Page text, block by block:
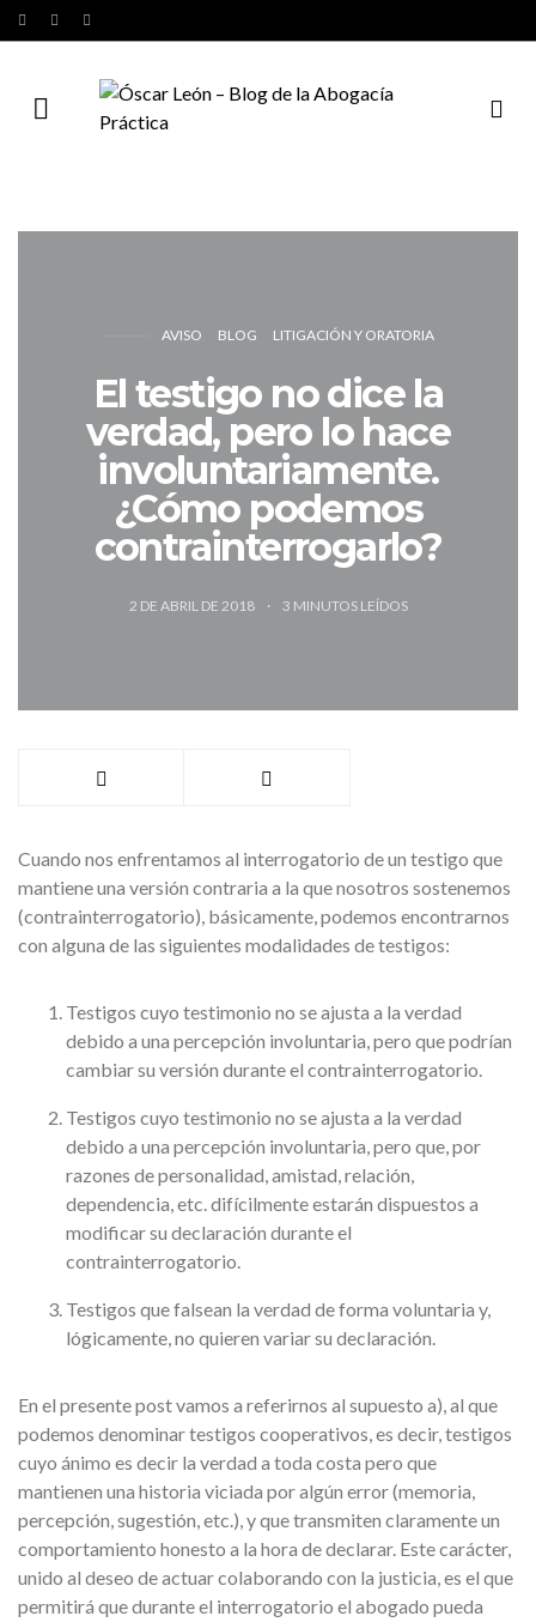
AVISO BLOG LITIGACIÓN Y ORATORIA
El testigo no dice la
verdad, pero lo hace
involuntariamente.
¿Cómo podemos
contrainterrogarlo?
2 DE ABRIL DE 2018 3 MINUTOS LEÍDOS
Cuando nos enfrentamos al interrogatorio de un testigo que
mantiene una versión contraria a la que nosotros sostenemos
(contrainterrogatorio), básicamente, podemos encontrarnos
con alguna de las siguientes modalidades de testigos:
Testigos cuyo testimonio no se ajusta a la verdad
debido a una percepción involuntaria, pero que podrían
cambiar su versión durante el contrainterrogatorio.
Testigos cuyo testimonio no se ajusta a la verdad
debido a una percepción involuntaria, pero que, por
razones de personalidad, amistad, relación,
dependencia, etc. difícilmente estarán dispuestos a
modificar su declaración durante el
contrainterrogatorio.
Testigos que falsean la verdad de forma voluntaria y,
lógicamente, no quieren variar su declaración.
En el presente post vamos a referirnos al supuesto a), al que
podemos denominar testigos cooperativos, es decir, testigos
cuyo ánimo es decir la verdad a toda costa pero que
mantienen una historia viciada por algún error (memoria,
percepción, sugestión, etc.), y que transmiten claramente un
comportamiento honesto a la hora de declarar. Este carácter,
unido al deseo de actuar colaborando con la justicia, es el que
permitirá que durante el interrogatorio el abogado pueda